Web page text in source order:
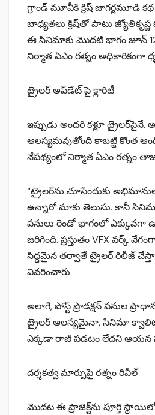
గ్రాండ్ మూవీకి క్రిష్ జాగర్లమూడి
బాధ్యతలు క్రిష్‌తో పాటు జ్యోతికృష్ణ
ఈ సినిమాకు మొదటి భాగం జూన్
నిర్మాత ఏఎం రత్నం అధికారికంగా
ట్రైలర్ అప్‌డేట్ పై క్లారిటీ
ఇప్పుడు అందరి కళ్లూ
ఆలస్యమవుతోంది కాబట్టి కొంత
నేపథ్యంలో నిర్మాత ఏఎం రత్నం
“ట్రైలర్‌ను చూసేందుకు
ఉన్నారో మాకు తెలుసు. కానీ
పనులు రెండో భాగంలో ఎక్కువగా
జరిగింది. ప్రస్తుతం VFX వర్క్
సిద్ధమైన తర్వాతే ట్రైలర్ రిలీజ్
వివరించారు.
అలాగే, పోస్ట్ ప్రొడక్షన్ పనుల
ట్రైలర్ ఆలస్యమైనా, సినిమా
ఎక్కడా రాజీ పడటం లేదని ఆయన
దర్శకత్వ మార్పుపై రత్నం రివీల్
మొదట ఈ ప్రాజెక్ట్‌ను పూర్తి స్థాయిలో